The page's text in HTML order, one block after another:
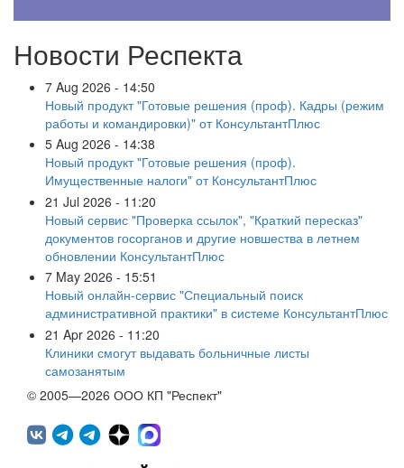
Новости Респекта
7 Aug 2026 - 14:50
Новый продукт "Готовые решения (проф). Кадры (режим
работы и командировки)" от КонсультантПлюс
5 Aug 2026 - 14:38
Новый продукт "Готовые решения (проф).
Имущественные налоги" от КонсультантПлюс
21 Jul 2026 - 11:20
Новый сервис "Проверка ссылок", "Краткий пересказ"
документов госорганов и другие новшества в летнем
обновлении КонсультантПлюс
7 May 2026 - 15:51
Новый онлайн-сервис "Специальный поиск
административной практики" в системе КонсультантПлюс
21 Apr 2026 - 11:20
Клиники смогут выдавать больничные листы
самозанятым
© 2005—2026 ООО КП "Респект"